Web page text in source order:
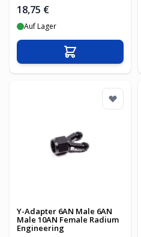
18,75 €
Auf Lager
In den Warenkorb
Y-Adapter 6AN Male 6AN
Male 10AN Female Radium
Engineering